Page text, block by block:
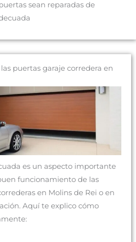
sean reparadas de
puertas garaje corredera en
es un aspecto importante
funcionamiento de las
en Molins de Rei o en
Aquí te explico cómo